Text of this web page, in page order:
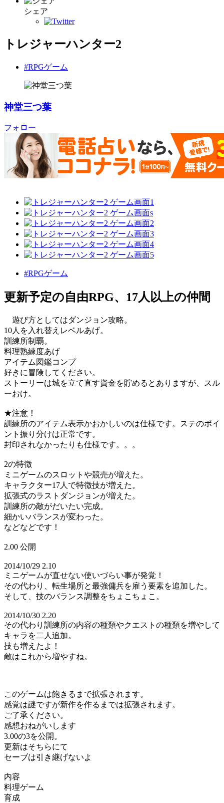
シェア
トレジャーハンター2
#RPGゲーム
神堂三つ葉
フォロー
#RPGゲーム
更新予定の自由RPG、17人以上の仲間
遊び方としてはダンジョン攻略。
10人を入れ替えレベルあげ。
訓練所制覇。
料理熟練度あげ
アイテム図鑑コンプ
好きに冒険してください。
ストーリーは城を立て直す資金を貯めるとありますが、スル
ーおけ。
★注意！
訓練所のアイテム表示かおかしいのは仕様です。ステのポイ
ント振り分けは正常です。
封印されなかったりも仕様です。。。
2の特徴
ミニゲームのスロットや競売が増えた。
キャラクター17人で特徴技が増えた。
拡張式のラストダンジョンが増えた。
訓練所の敵がだいたい完成。
細かいバランスが変わった。
などなどです！
2.00 公開
2014/10/29 2.10
ミニゲームが直せない使いづらい事が発覚！
その代わり、転生場所と最強傭兵を雇う要素を追加した。
そして、技のバランス調整をちょこちょこ。
2014/10/30 2.20
その代わり訓練所の内容の種類やクエストの種類を増やして
キャラを二人追加。
技も増えたよ！
敵はこれから増やすね。
このゲームは飽きるまで拡張されます。
感覚は謎ですが新作を作るまでは拡張されます。
ご了承ください。
感想おねがいします
3.00の3を公開。
更新はそちらにて
セーブは引き継げないよ
内容
料理ゲーム
育成